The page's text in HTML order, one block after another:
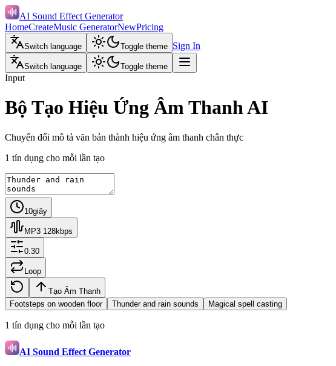
AI Sound Effect Generator
HomeCreateMusic GeneratorNewPricing
Switch language Toggle theme Sign In
Switch language Toggle theme
Input
Bộ Tạo Hiệu Ứng Âm Thanh AI
Chuyển đổi mô tả văn bản thành hiệu ứng âm thanh chân thực
1 tín dụng cho mỗi lần tạo
10giây
MP3 128kbps
0.30
Loop
Tạo Âm Thanh
Footsteps on wooden floor
Thunder and rain sounds Magical spell casting
1 tín dụng cho mỗi lần tạo
AI Sound Effect Generator